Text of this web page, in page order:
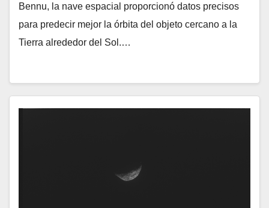
Bennu, la nave espacial proporcionó datos precisos
para predecir mejor la órbita del objeto cercano a la
Tierra alrededor del Sol.…